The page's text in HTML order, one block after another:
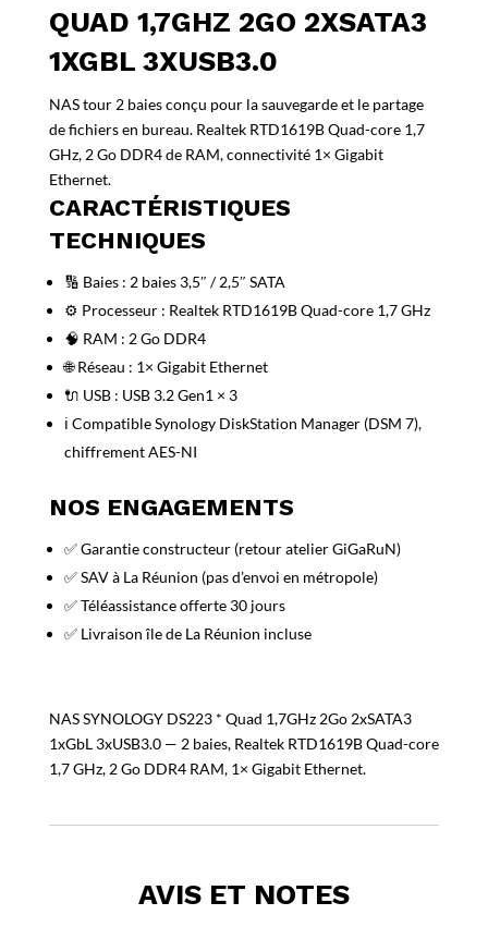
QUAD 1,7GHZ 2GO 2XSATA3
1XGBL 3XUSB3.0
NAS tour 2 baies conçu pour la sauvegarde et le partage
de fichiers en bureau. Realtek RTD1619B Quad-core 1,7
GHz, 2 Go DDR4 de RAM, connectivité 1× Gigabit
Ethernet.
CARACTÉRISTIQUES
TECHNIQUES
🔢 Baies : 2 baies 3,5″ / 2,5″ SATA
⚙️ Processeur : Realtek RTD1619B Quad-core 1,7 GHz
🧠 RAM : 2 Go DDR4
🌐 Réseau : 1× Gigabit Ethernet
🔌 USB : USB 3.2 Gen1 × 3
ℹ️ Compatible Synology DiskStation Manager (DSM 7),
chiffrement AES-NI
NOS ENGAGEMENTS
✅ Garantie constructeur (retour atelier GiGaRuN)
✅ SAV à La Réunion (pas d’envoi en métropole)
✅ Téléassistance offerte 30 jours
✅ Livraison île de La Réunion incluse
NAS SYNOLOGY DS223 * Quad 1,7GHz 2Go 2xSATA3
1xGbL 3xUSB3.0 — 2 baies, Realtek RTD1619B Quad-core
1,7 GHz, 2 Go DDR4 RAM, 1× Gigabit Ethernet.
AVIS ET NOTES